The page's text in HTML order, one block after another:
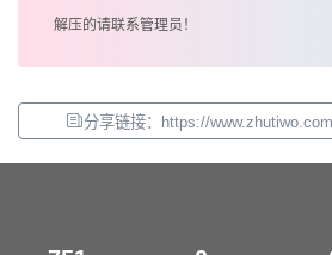
解压的请联系管理员！
分享链接：https://